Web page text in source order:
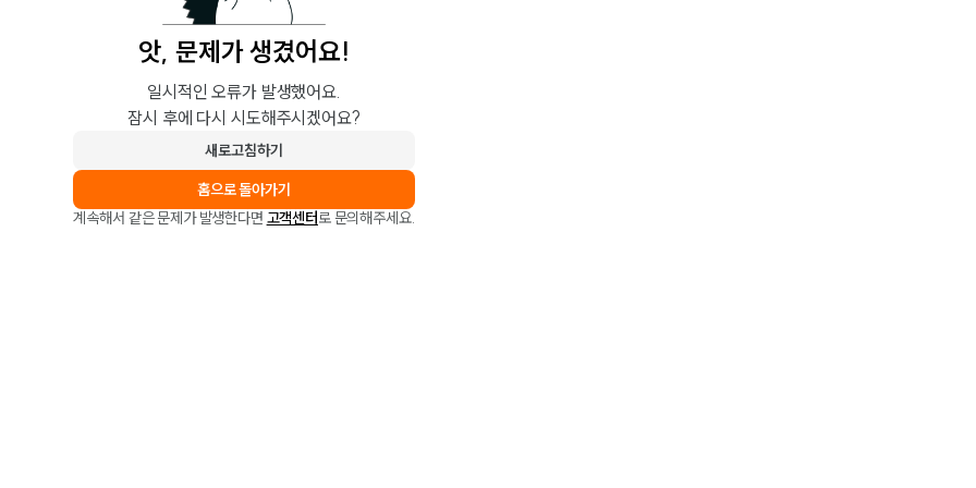
앗, 문제가 생겼어요!
일시적인 오류가 발생했어요.
잠시 후에 다시 시도해주시겠어요?
새로고침하기
홈으로 돌아가기
계속해서 같은 문제가 발생한다면 고객센터로 문의해주세요.